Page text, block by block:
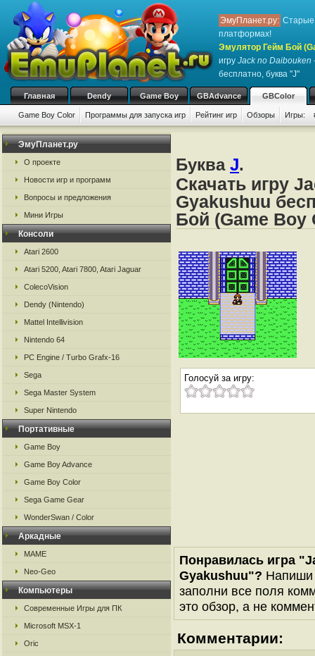
ЭмуПланет.ру: Старые
платформах!
Эмулятор Гейм Бой
игру Jack no Daibouken
бесплатно, буква "J"
Главная Dendy Game Boy GBAdvance GBColor
Game Boy Color Программы для запуска игр Рейтинг игр Обзоры Игры:
ЭмуПланет.ру
О проекте
Новости игр и программ
Вопросы и предложения
Мини Игры
Консоли
Atari 2600
Atari 5200, Atari 7800, Atari Jaguar
ColecoVision
Dendy (Nintendo)
Mattel Intellivision
Nintendo 64
PC Engine / Turbo Grafx-16
Sega
Sega Master System
Super Nintendo
Портативные
Game Boy
Game Boy Advance
Game Boy Color
Sega Game Gear
WonderSwan / Color
Аркадные
MAME
Neo-Geo
Компьютеры
Современные Игры для ПК
Microsoft MSX-1
Oric
Буква J.
Скачать игру
Gyakushuu
Бой (Game Boy
Голосуй за игру:
Понравилась игра
Gyakushuu"? Напиши
заполни все поля
это обзор, а не
Комментарии: